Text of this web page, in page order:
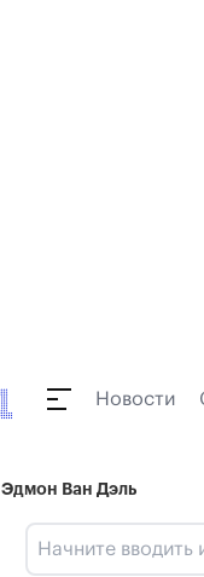
Новости
Эдмон Ван Дэль